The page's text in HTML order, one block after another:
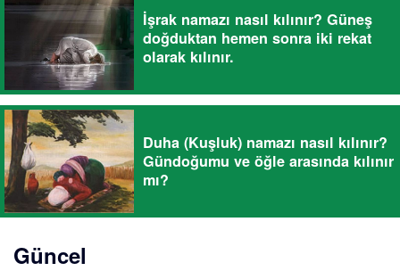
İşrak namazı nasıl kılınır? Güneş
doğduktan hemen sonra iki rekat
olarak kılınır.
Duha (Kuşluk) namazı nasıl kılınır?
Gündoğumu ve öğle arasında kılınır
mı?
Güncel